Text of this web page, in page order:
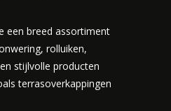
een breed assortiment
rolluiken,
stijlvolle producten
terrasoverkappingen